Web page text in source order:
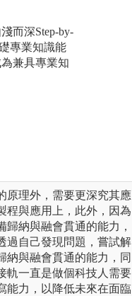
驗
作與企
方
力。
而深Step-by-
專業知識能
兼具專業知
原理外，需要更深究其應
程與應用上，此外，因為
納與融會貫通的能力，
過自己發現問題，嘗試解
納與融會貫通的能力，同
軌一直是做個科技人需要
能力，以降低未來在面臨